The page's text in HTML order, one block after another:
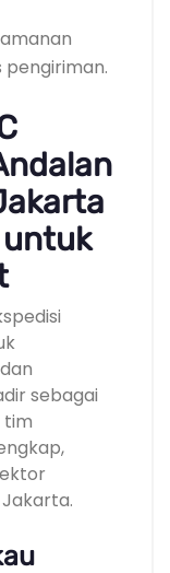
untuk
sebagai
tim